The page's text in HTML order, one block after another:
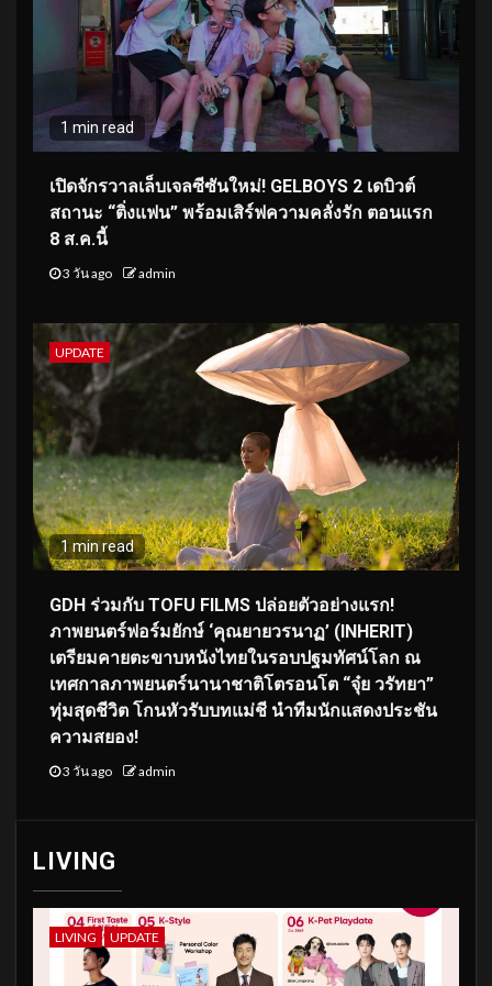
1 min read
เปิดจักรวาลเล็บเจลซีซันใหม่! GELBOYS 2 เดบิวต์
สถานะ “ติ่งแฟน” พร้อมเสิร์ฟความคลั่งรัก ตอนแรก
8 ส.ค.นี้
3 วัน ago admin
UPDATE
1 min read
GDH ร่วมกับ TOFU FILMS ปล่อยตัวอย่างแรก!
ภาพยนตร์ฟอร์มยักษ์ ‘คุณยายวรนาฏ’ (INHERIT)
เตรียมคายตะขาบหนังไทยในรอบปฐมทัศน์โลก ณ
เทศกาลภาพยนตร์นานาชาติโตรอนโต “จุ๋ย วรัทยา”
ทุ่มสุดชีวิต โกนหัวรับบทแม่ชี นำทีมนักแสดงประชัน
ความสยอง!
3 วัน ago admin
LIVING
LIVING UPDATE